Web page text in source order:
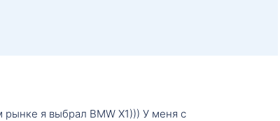
рынке я выбрал BMW X1))) У меня с